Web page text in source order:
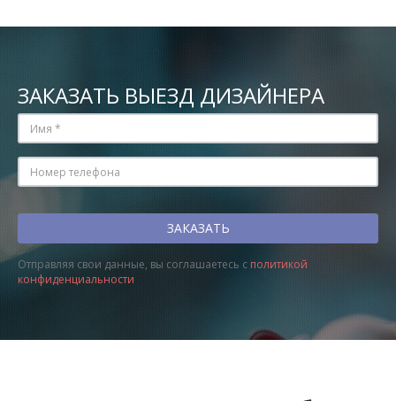
ЗАКАЗАТЬ ВЫЕЗД ДИЗАЙНЕРА
Отправляя свои данные, вы соглашаетесь с политикой
конфиденциальности